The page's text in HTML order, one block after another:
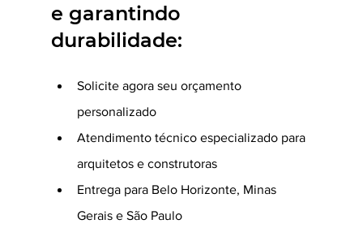
e garantindo
durabilidade:
Solicite agora seu orçamento
personalizado
Atendimento técnico especializado para
arquitetos e construtoras
Entrega para Belo Horizonte, Minas
Gerais e São Paulo